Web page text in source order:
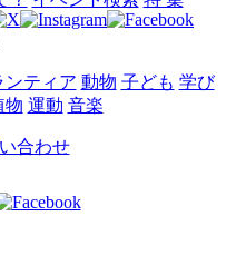
ンティア 動物 子ども 学び
物 運動 音楽
合わせ